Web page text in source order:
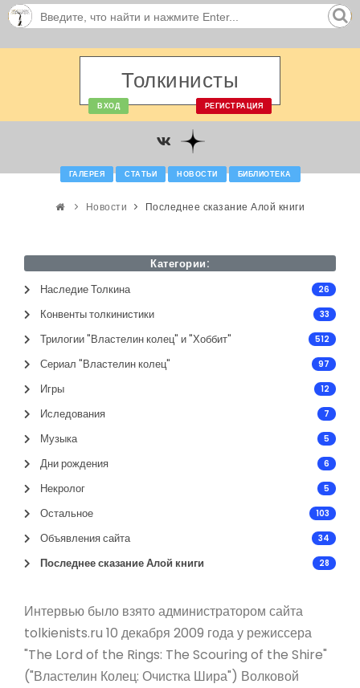
Толкинисты
ВХОД РЕГИСТРАЦИЯ
ГАЛЕРЕЯ СТАТЬИ НОВОСТИ БИБЛИОТЕКА
Новости Последнее сказание Алой книги
Категории:
Наследие Толкина
26
Конвенты толкинистики 33
Трилогии "Властелин колец" и "Хоббит" 512
Сериал "Властелин колец" 97
Игры 12
Иследования 7
Музыка 5
Дни рождения 6
Некролог 5
Остальное 103
Объявления сайта 34
Последнее сказание Алой книги 28
Интервью было взято администратором сайта
tolkienists.ru 10 декабря 2009 года у режиссера
"The Lord of the Rings: The Scouring of the Shire"
("Властелин Колец: Очистка Шира") Волковой